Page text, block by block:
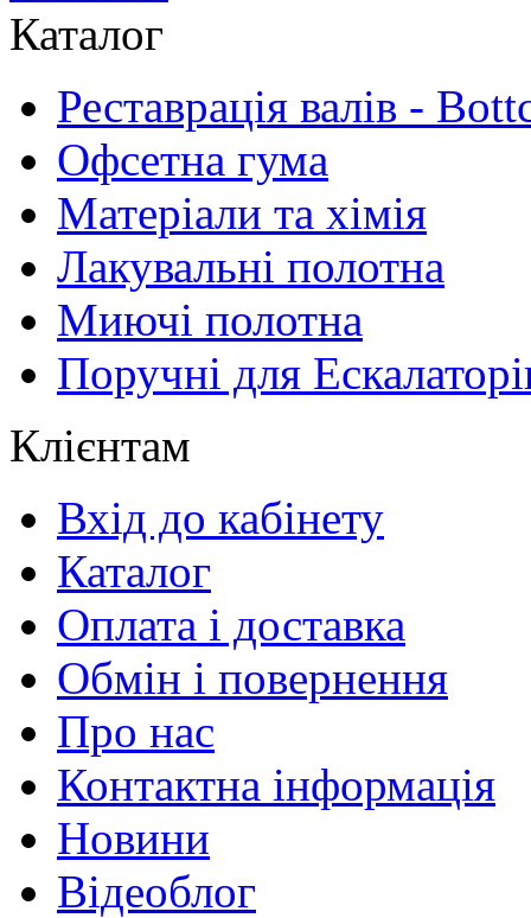
Каталог
Реставрація валів -
Офсетна гума
Матеріали та хімія
Лакувальні полотна
Миючі полотна
Поручні для
Клієнтам
Вхід до кабінету
Каталог
Оплата і доставка
Обмін і повернення
Про нас
Контактна інформація
Новини
Відеоблог